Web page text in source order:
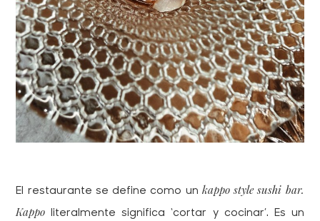
El restaurante se define como un kappo style sushi bar.
Kappo literalmente significa ‘cortar y cocinar’. Es un